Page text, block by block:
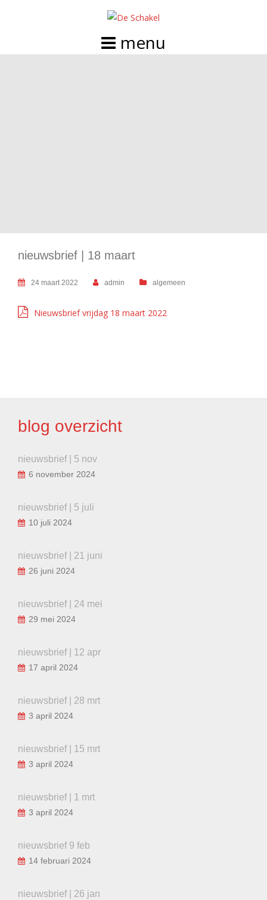
nieuwsbrief | 18 maart
24 maart 2022 admin algemeen
Nieuwsbrief vrijdag 18 maart 2022
blog overzicht
nieuwsbrief | 5 nov
6 november 2024
nieuwsbrief | 5 juli
10 juli 2024
nieuwsbrief | 21 juni
26 juni 2024
nieuwsbrief | 24 mei
29 mei 2024
nieuwsbrief | 12 apr
17 april 2024
nieuwsbrief | 28 mrt
3 april 2024
nieuwsbrief | 15 mrt
3 april 2024
nieuwsbrief | 1 mrt
3 april 2024
nieuwsbrief 9 feb
14 februari 2024
nieuwsbrief | 26 jan